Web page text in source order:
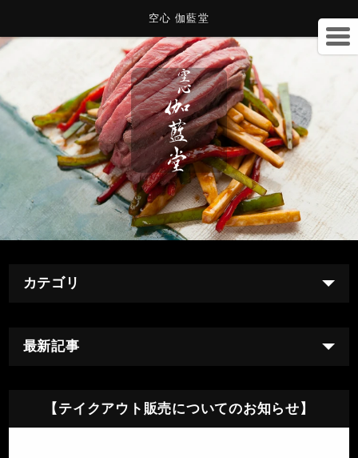
空心 伽藍堂
カテゴリ
最新記事
【テイクアウト販売についてのお知らせ】